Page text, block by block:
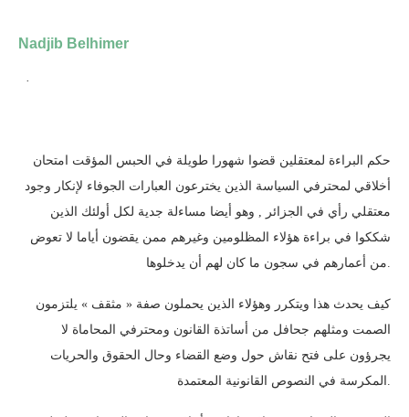
Nadjib Belhimer
·
حكم البراءة لمعتقلين قضوا شهورا طويلة في الحبس المؤقت امتحان
أخلاقي لمحترفي السياسة الذين يخترعون العبارات الجوفاء لإنكار وجود
معتقلي رأي في الجزائر , وهو أيضا مساءلة جدية لكل أولئك الذين
شككوا في براءة هؤلاء المظلومين وغيرهم ممن يقضون أياما لا تعوض
من أعمارهم في سجون ما كان لهم أن يدخلوها.
كيف يحدث هذا ويتكرر وهؤلاء الذين يحملون صفة « مثقف » يلتزمون
الصمت ومثلهم جحافل من أساتذة القانون ومحترفي المحاماة لا
يجرؤون على فتح نقاش حول وضع القضاء وحال الحقوق والحريات
المكرسة في النصوص القانونية المعتمدة.